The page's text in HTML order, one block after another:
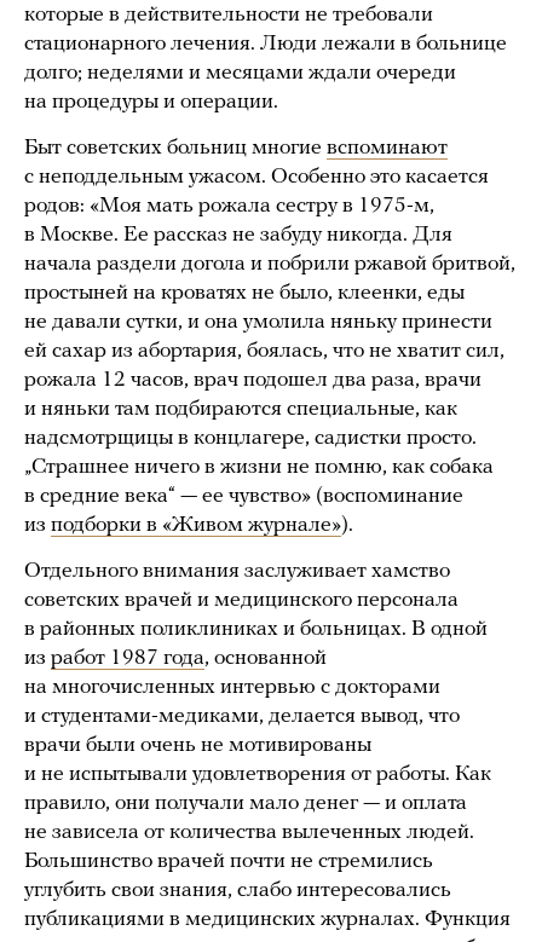
которые в действительности не требовали
стационарного лечения. Люди лежали в больнице
долго; неделями и месяцами ждали очереди
на процедуры и операции.
Быт советских больниц многие вспоминают
с неподдельным ужасом. Особенно это касается
родов: «Моя мать рожала сестру в 1975-м,
в Москве. Ее рассказ не забуду никогда. Для
начала раздели догола и побрили ржавой бритвой,
простыней на кроватях не было, клеенки, еды
не давали сутки, и она умолила няньку принести
ей сахар из абортария, боялась, что не хватит сил,
рожала 12 часов, врач подошел два раза, врачи
и няньки там подбираются специальные, как
надсмотрщицы в концлагере, садистки просто.
„Страшнее ничего в жизни не помню, как собака
в средние века“ — ее чувство» (воспоминание
из подборки в «Живом журнале»).
Отдельного внимания заслуживает хамство
советских врачей и медицинского персонала
в районных поликлиниках и больницах. В одной
из работ 1987 года, основанной
на многочисленных интервью с докторами
и студентами-медиками, делается вывод, что
врачи были очень не мотивированы
и не испытывали удовлетворения от работы. Как
правило, они получали мало денег — и оплата
не зависела от количества вылеченных людей.
Большинство врачей почти не стремились
углубить свои знания, слабо интересовались
публикациями в медицинских журналах. Функция